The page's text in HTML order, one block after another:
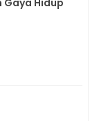
Gaya Hidup